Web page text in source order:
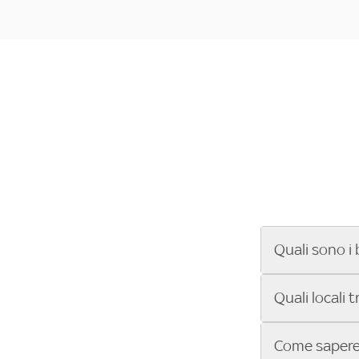
Quali sono i
Se cerchi un
ENILIVE, la
Sky Bar ti
Quali locali
Vuoi sapere
Come